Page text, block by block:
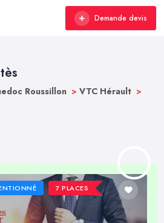
Demande devis
Roussillon > VTC Hérault >
7 PLACES